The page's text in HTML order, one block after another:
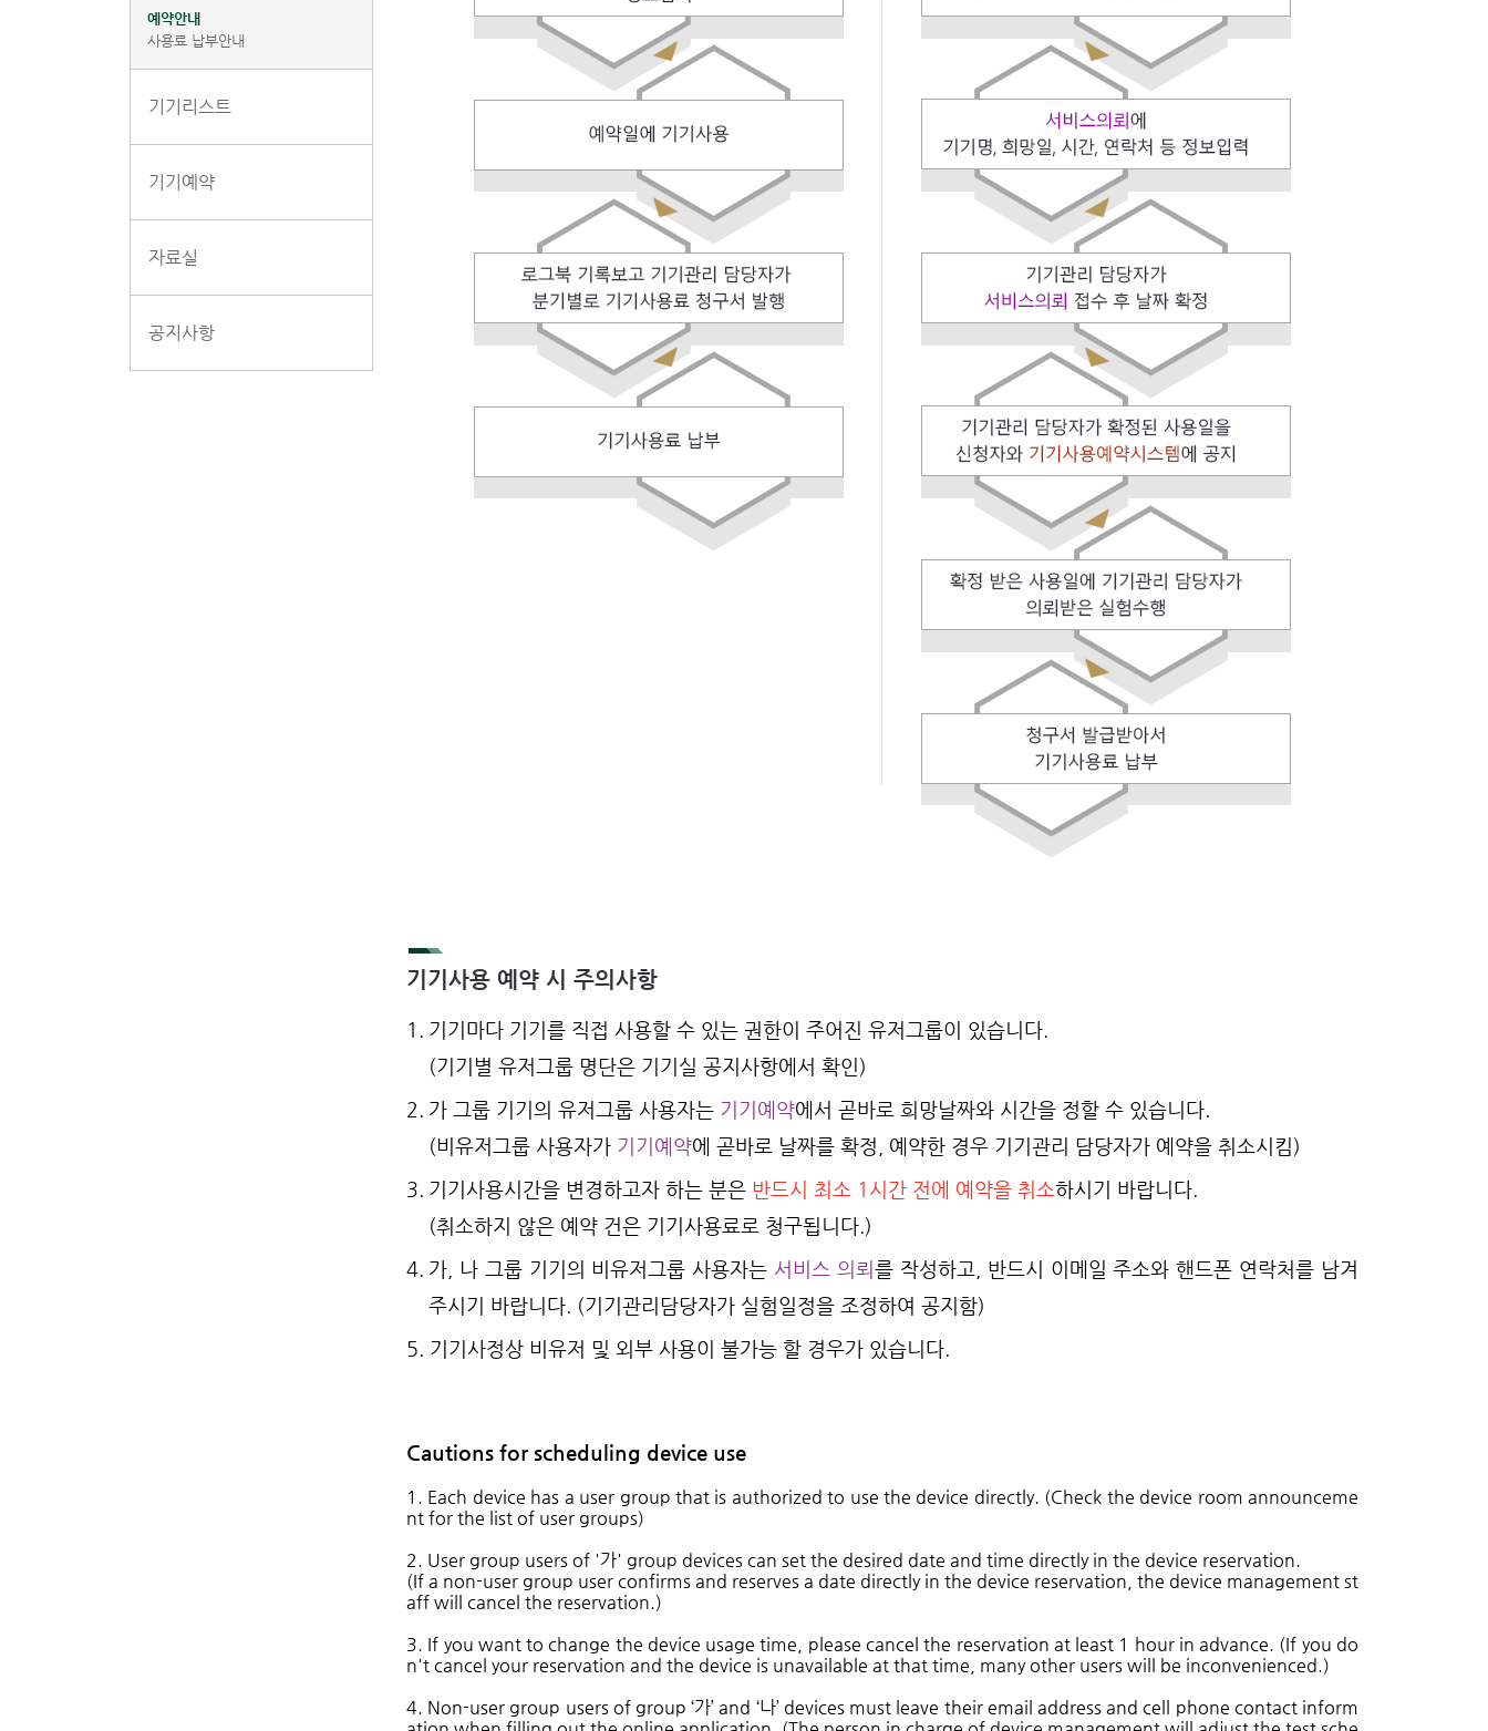
예약안내
사용료 납부안내
기기리스트
기기예약
자료실
공지사항
기기사용 예약 시 주의사항
1. 기기마다 기기를 직접 사용할 수 있는 권한이 주어진 유저그룹이 있습니다.
(기기별 유저그룹 명단은 기기실 공지사항에서 확인)
2. 가 그룹 기기의 유저그룹 사용자는 기기예약에서 곧바로 희망날짜와 시간을 정할 수 있습니다.
(비유저그룹 사용자가 기기예약에 곧바로 날짜를 확정, 예약한 경우 기기관리 담당자가 예약을 취소시킴)
3. 기기사용시간을 변경하고자 하는 분은 반드시 최소 1시간 전에 예약을 취소하시기 바랍니다.
(취소하지 않은 예약 건은 기기사용료로 청구됩니다.)
4. 가, 나 그룹 기기의 비유저그룹 사용자는 서비스 의뢰를 작성하고, 반드시 이메일 주소와 핸드폰 연락처를 남겨
주시기 바랍니다. (기기관리담당자가 실험일정을 조정하여 공지함)
5. 기기사정상 비유저 및 외부 사용이 불가능 할 경우가 있습니다.
Cautions for scheduling device use
1. Each device has a user group that is authorized to use the device directly. (Check the device room announceme
nt for the list of user groups)
2. User group users of '가' group devices can set the desired date and time directly in the device reservation.
(If a non-user group user confirms and reserves a date directly in the device reservation, the device management st
aff will cancel the reservation.)
3. If you want to change the device usage time, please cancel the reservation at least 1 hour in advance. (If you do
n't cancel your reservation and the device is unavailable at that time, many other users will be inconvenienced.)
4. Non-user group users of group ‘가’ and ‘나’ devices must leave their email address and cell phone contact inform